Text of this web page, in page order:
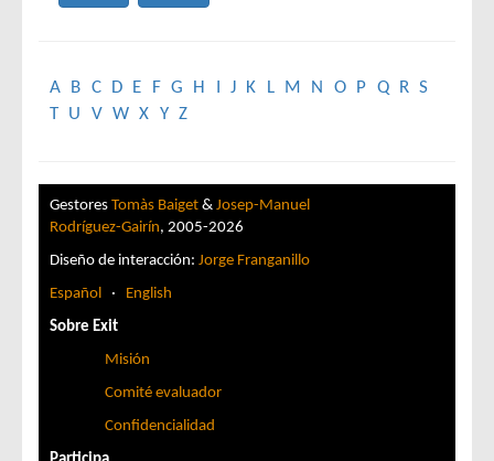
A B C D E F G H J K L M N O P Q R S
T U V W X Y Z
Gestores Tomàs Baiget & Josep-Manuel
Rodríguez-Gairín, 2005-2026
Diseño de interacción: Jorge Franganillo
Español · English
Sobre Exit
Misión
Comité evaluador
Confidencialidad